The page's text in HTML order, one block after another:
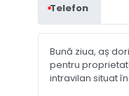
Telefon